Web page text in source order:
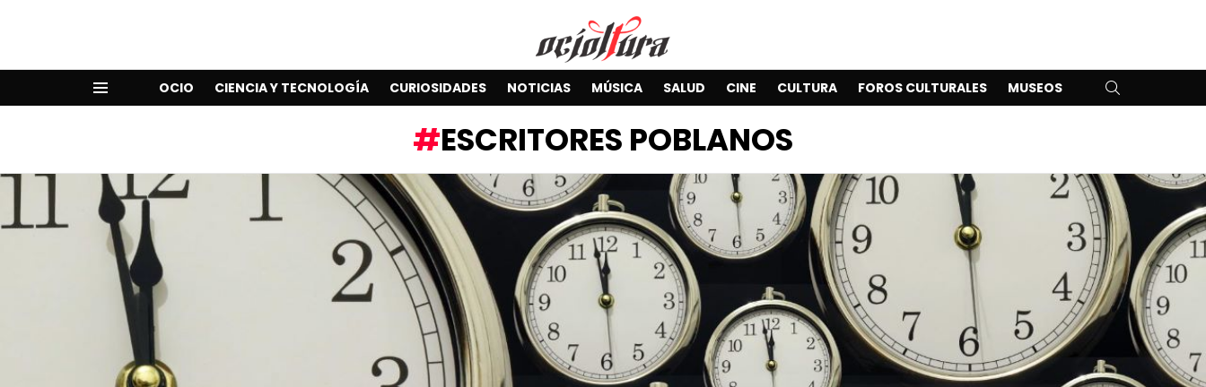
OCIO CIENCIA Y TECNOLOGÍA CURIOSIDADES NOTICIAS MÚSICA SALUD CINE CULTURA FOROS CULTURALES MUSEOS
ESCRITORES POBLANOS